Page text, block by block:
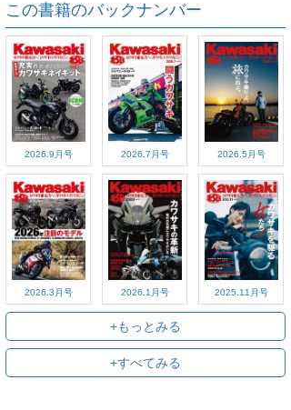
この書籍のバックナンバー
2026.9月号 2026.7月号 2026.5月号
2026.3月号 2026.1月号 2025.11月号
+もっとみる
+すべてみる